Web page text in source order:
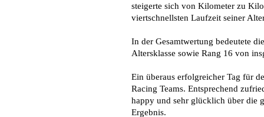
steigerte sich von Kilometer zu
viertschnellsten Laufzeit seiner
In der Gesamtwertung bedeutete
Altersklasse sowie Rang 16 von
Ein überaus erfolgreicher Tag für
Racing Teams. Entsprechend
happy und sehr glücklich über die
Ergebnis.